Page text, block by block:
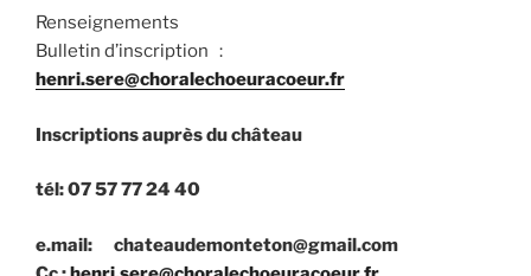
Renseignements
Bulletin d’inscription :
henri.sere@choralechoeuracoeur.fr
Inscriptions auprès du château
tél: 07 57 77 24 40
e.mail: chateaudemonteton@gmail.com